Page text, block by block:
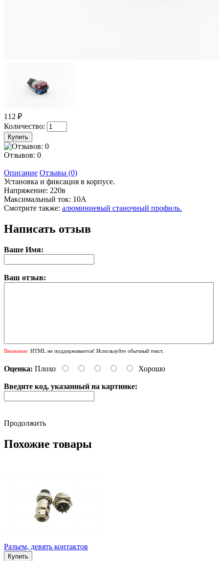
112 ₽
Количество:
Отзывов: 0
Описание Отзывы (0)
Установка и фиксация в корпусе.
Напряжение: 220в
Максимальный ток: 10А
Смотрите также: алюминиевый станочный профиль.
Написать отзыв
Ваше Имя:
Ваш отзыв:
Внимание: HTML не поддерживается! Используйте обычный текст.
Оценка: Плохо Хорошо
Введите код, указанный на картинке:
Продолжить
Похожие товары
Разъем, девять контактов